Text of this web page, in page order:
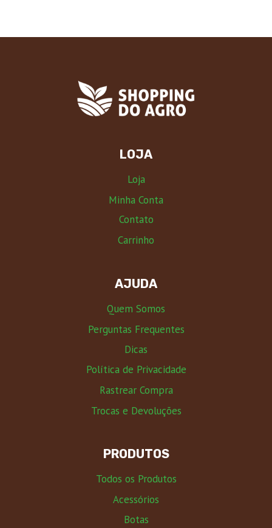
LOJA
Loja
Minha Conta
Contato
Carrinho
AJUDA
Quem Somos
Perguntas Frequentes
Dicas
Política de Privacidade
Rastrear Compra
Trocas e Devoluções
PRODUTOS
Todos os Produtos
Acessórios
Botas